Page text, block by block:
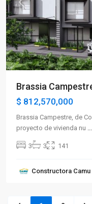
Previous
Brassia
$ 812,570,000
Brassia Campestre, de
proyecto de vivienda nu
3 3 141
Constructora Camu